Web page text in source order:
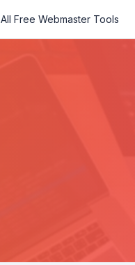
All Free Webmaster Tools